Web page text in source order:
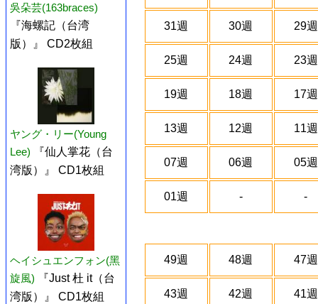
吳朵芸(163braces)
『海螺記（台湾
版）』 CD2枚組
ヤング・リー(Young
Lee)
『仙人掌花（台
湾版）』 CD1枚組
ヘイシュエンフォン(黑
旋風)
『Just 杜 it（台
湾版）』 CD1枚組
31週 30週 29週
25週 24週 23週
19週 18週 17週
13週 12週 11週
07週 06週 05週
01週 - -
49週 48週 47週
43週 42週 41週